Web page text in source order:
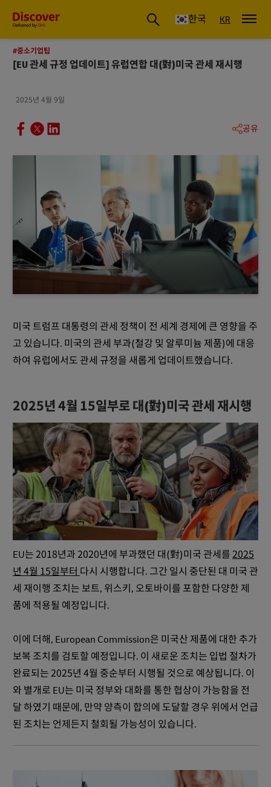
글로벌 배송 및 물류 인사이트 | DHL Discover 한국
한국 KR
#중소기업팁
[EU 관세 규정 업데이트] 유럽연합 대(對)미국 관세 재시행
2025년 4월 9일
공유
미국 트럼프 대통령의 관세 정책이 전 세계 경제에 큰 영향을 주
고 있습니다. 미국의 관세 부과(철강 및 알루미늄 제품)에 대응
하여 유럽에서도 관세 규정을 새롭게 업데이트했습니다.
2025년 4월 15일부로 대(對)미국 관세 재시행
EU는 2018년과 2020년에 부과했던 대(對)미국 관세를 2025
년 4월 15일부터 다시 시행합니다. 그간 일시 중단된 대 미국 관
세 재이행 조치는 보트, 위스키, 오토바이를 포함한 다양한 제
품에 적용될 예정입니다.
이에 더해, European Commission은 미국산 제품에 대한 추가
보복 조치를 검토할 예정입니다. 이 새로운 조치는 입법 절차가
완료되는 2025년 4월 중순부터 시행될 것으로 예상됩니다. 이
와 별개로 EU는 미국 정부와 대화를 통한 협상이 가능함을 전
달 하였기 때문에, 만약 양측이 합의에 도달할 경우 위에서 언급
된 조치는 언제든지 철회될 가능성이 있습니다.